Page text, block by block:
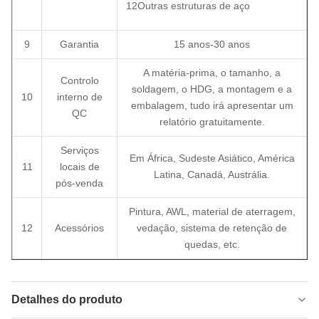
12Outras estruturas de aço
9 Garantia 15 anos-30 anos
10
Controlo
interno de
QC
A matéria-prima, o tamanho, a
soldagem, o HDG, a montagem e a
embalagem, tudo irá apresentar um
relatório gratuitamente.
11
Serviços
locais de
pós-venda
Em África, Sudeste Asiático, América
Latina, Canadá, Austrália.
12 Acessórios
Pintura, AWL, material de aterragem,
vedação, sistema de retenção de
quedas, etc.
Detalhes do produto